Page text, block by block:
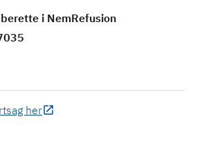
i NemRefusion
her